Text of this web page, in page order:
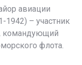
авиации
1942) – участник
командующий
флота.